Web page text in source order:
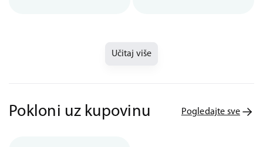
Učitaj više
Pokloni uz kupovinu Pogledajte sve